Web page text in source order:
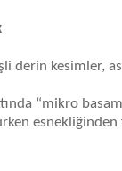
derin kesimler,
“mikro
esnekliğinden